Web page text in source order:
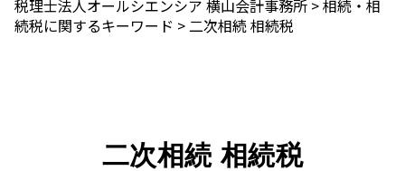
税理士法人オールシエンシア 横山会計事務所 >相続・相
続税に関するキーワード >二次相続 相続税
二次相続 相続税